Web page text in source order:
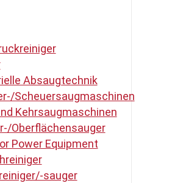
Absaugtechnik
Scheuersaugmaschinen
Kehrsaugmaschinen
Oberflächensauger
Power Equipment
sauger